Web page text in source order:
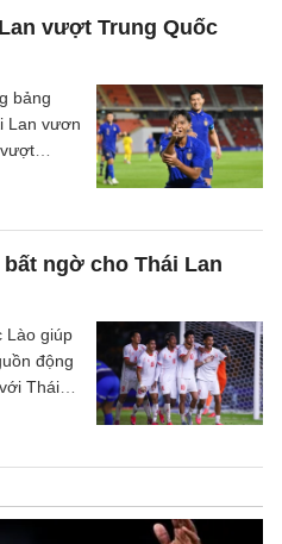
vượt Trung Quốc
bảng
Lan vươn
ngờ cho Thái Lan
Lào giúp
động
Thái